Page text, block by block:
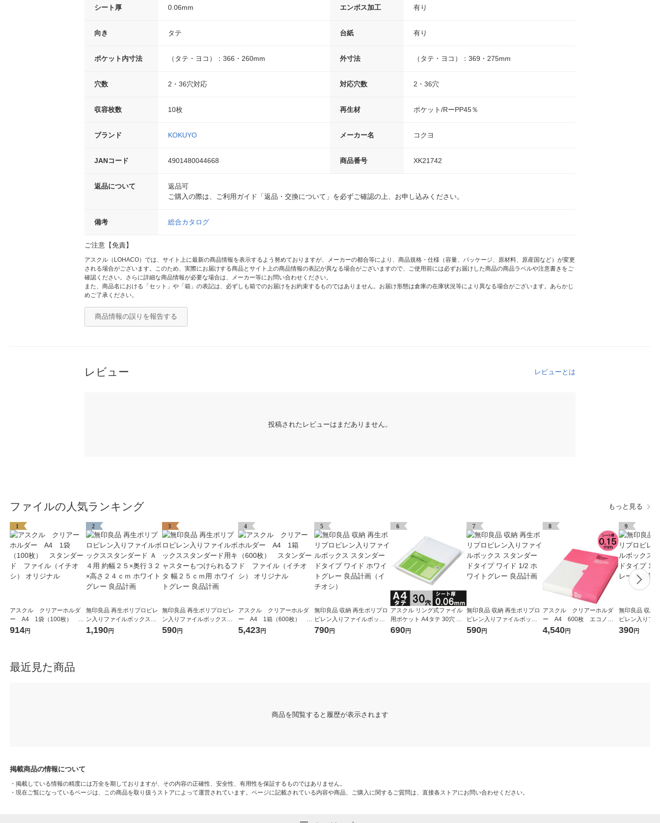
シート厚 0.06mm エンボス加工 有り
向き タテ 台紙 有り
ポケット内寸法 （タテ・ヨコ）：366・260mm 外寸法 （タテ・ヨコ）：369・275mm
穴数 2・36穴対応 対応穴数 2・36穴
収容枚数 10枚 再生材 ポケット/RーPP45％
ブランド KOKUYO メーカー名 コクヨ
JANコード 4901480044668 商品番号 XK21742
返品について
返品可
ご購入の際は、ご利用ガイド「返品・交換について」を必ずご確認の上、お申し込みください。
備考 総合カタログ
ご注意【免責】
アスクル（LOHACO）では、サイト上に最新の商品情報を表示するよう努めておりますが、メーカーの都合等により、商品規格・仕様（容量、パッケージ、原材料、原産国など）が変更
される場合がございます。このため、実際にお届けする商品とサイト上の商品情報の表記が異なる場合がございますので、ご使用前には必ずお届けした商品の商品ラベルや注意書きをご
確認ください。さらに詳細な商品情報が必要な場合は、メーカー等にお問い合わせください。
また、商品名における「セット」や「箱」の表記は、必ずしも箱でのお届けをお約束するものではありません。お届け形態は倉庫の在庫状況等により異なる場合がございます。あらかじ
めご了承ください。
商品情報の誤りを報告する
レビュー レビューとは
投稿されたレビューはまだありません。
ファイルの人気ランキング もっと見る
1
アスクル クリアーホルダ
ー A4 1袋（100枚） ス
タンダード ファイル（イ
914円
2
無印良品 再生ポリプロピレ
ン入りファイルボックスス
タンダード Ａ４用 約幅２５
1,190円
3
無印良品 再生ポリプロピレ
ン入りファイルボックスス
タンダード用キャスターも
590円
4
アスクル クリアーホルダ
ー A4 1箱（600枚） ス
タンダード ファイル（イ
5,423円
5
無印良品 収納 再生ポリプロ
ピレン入りファイルボック
ス スタンダードタイプ ワイ
790円
6
アスクル リング式ファイル
用ポケット A4タテ 30穴 厚
さ0.06mm 1袋（100枚） オ
690円
7
無印良品 収納 再生ポリプロ
ピレン入りファイルボック
ス スタンダードタイプ ワイ
590円
8
アスクル クリアーホルダ
ー A4 600枚 エコノミ
ースリム ファイル オリジ
4,540円
9
無印良品 収納
ピレン入りフ
ス スタンダー
390円
最近見た商品
商品を閲覧すると履歴が表示されます
掲載商品の情報について
・ 掲載している情報の精度には万全を期しておりますが、その内容の正確性、安全性、有用性を保証するものではありません。
・ 現在ご覧になっているページは、この商品を取り扱うストアによって運営されています。ページに記載されている内容や商品、ご購入に関するご質問は、直接各ストアにお問い合わせください。